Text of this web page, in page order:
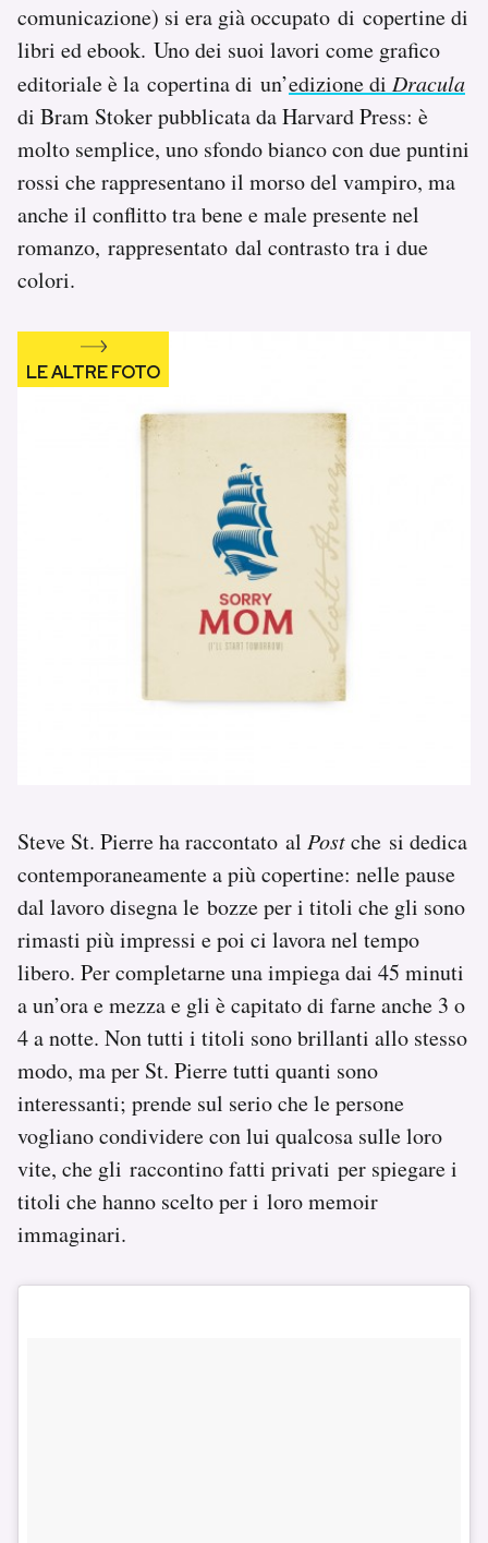
comunicazione) si era già occupato di copertine di
libri ed ebook. Uno dei suoi lavori come grafico
editoriale è la copertina di un’edizione di Dracula
di Bram Stoker pubblicata da Harvard Press: è
molto semplice, uno sfondo bianco con due puntini
rossi che rappresentano il morso del vampiro, ma
anche il conflitto tra bene e male presente nel
romanzo, rappresentato dal contrasto tra i due
colori.
Steve St. Pierre ha raccontato al Postche si dedica
contemporaneamente a più copertine: nelle pause
dal lavoro disegna le bozze per i titoli che gli sono
rimasti più impressi e poi ci lavora nel tempo
libero. Per completarne una impiega dai 45 minuti
a un’ora e mezza e gli è capitato di farne anche 3 o
4 a notte. Non tutti i titoli sono brillanti allo stesso
modo, ma per St. Pierre tutti quanti sono
interessanti; prende sul serio che le persone
vogliano condividere con lui qualcosa sulle loro
vite, che gli raccontino fatti privati per spiegare i
titoli che hanno scelto per i loro memoir
immaginari.